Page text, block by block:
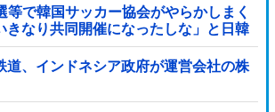
等で韓国サッカー協会がやらかしまく
きなり共同開催になったしな」と日韓
る声も……
道、インドネシア政府が運営会社の株